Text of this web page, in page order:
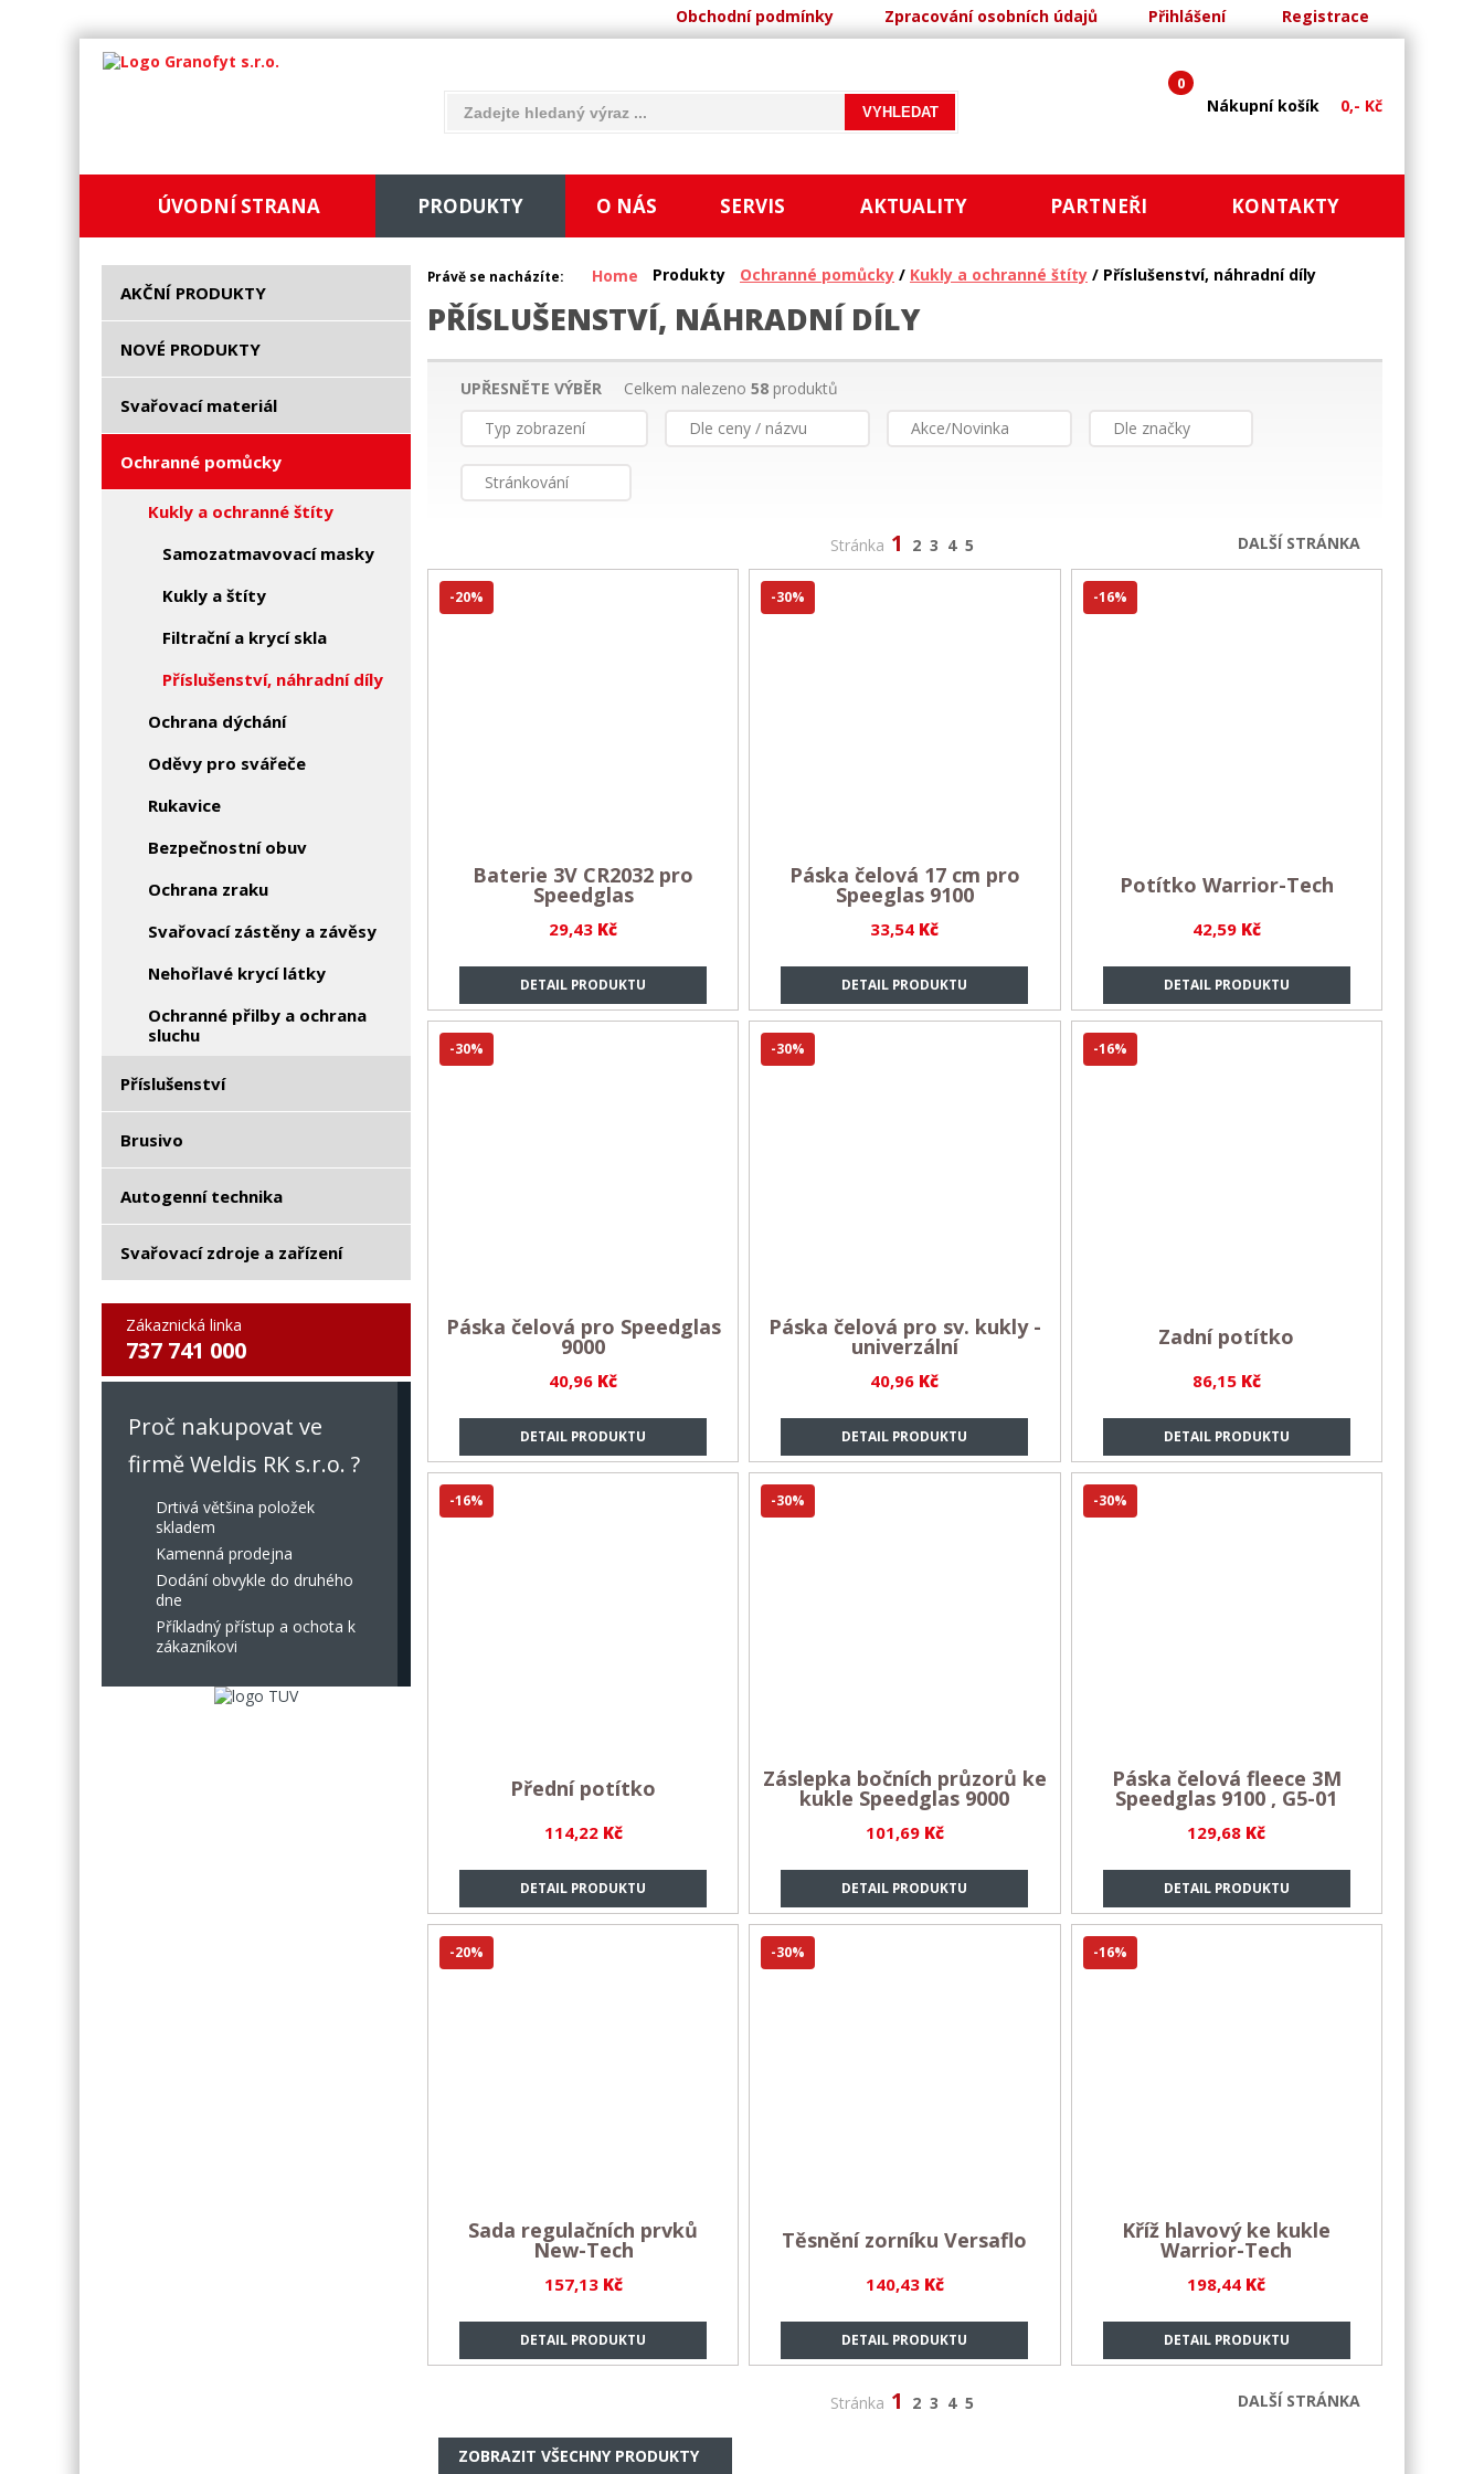
Obchodní podmínky Zpracování osobních údajů Přihlášení Registrace
Nákupní košík 0,- Kč
0
ÚVODNÍ STRANA PRODUKTY O NÁS SERVIS AKTUALITY PARTNEŘI KONTAKTY
AKČNÍ PRODUKTY
NOVÉ PRODUKTY
Svařovací materiál
Ochranné pomůcky
Kukly a ochranné štíty
Samozatmavovací masky
Kukly a štíty
Filtrační a krycí skla
Příslušenství, náhradní díly
Ochrana dýchání
Oděvy pro svářeče
Rukavice
Bezpečnostní obuv
Ochrana zraku
Svařovací zástěny a závěsy
Nehořlavé krycí látky
Ochranné přilby a ochrana
sluchu
Příslušenství
Brusivo
Autogenní technika
Svařovací zdroje a zařízení
Zákaznická linka
737 741 000
Proč nakupovat ve
firmě Weldis RK s.r.o. ?
Drtivá většina položek
skladem
Kamenná prodejna
Dodání obvykle do druhého
dne
Příkladný přístup a ochota k
zákazníkovi
Právě se nacházíte: Home Produkty Ochranné pomůcky / Kukly a ochranné štíty / Příslušenství, náhradní díly
PŘÍSLUŠENSTVÍ, NÁHRADNÍ DÍLY
UPŘESNĚTE VÝBĚR Celkem nalezeno 58 produktů
Typ zobrazení
Dle ceny / názvu Akce/Novinka Dle značky
Stránkování
Stránka 1 2 3 4 5 DALŠÍ STRÁNKA
29,43 Kč
DETAIL PRODUKTU
Baterie 3V CR2032 pro
Speedglas
-20%
33,54 Kč
DETAIL PRODUKTU
Páska čelová 17 cm pro
Speeglas 9100
-30%
42,59 Kč
DETAIL PRODUKTU
Potítko Warrior-Tech
-16%
40,96 Kč
DETAIL PRODUKTU
Páska čelová pro Speedglas
9000
-30%
40,96 Kč
DETAIL PRODUKTU
Páska čelová pro sv. kukly -
univerzální
-30%
86,15 Kč
DETAIL PRODUKTU
Zadní potítko
-16%
114,22 Kč
DETAIL PRODUKTU
Přední potítko
-16%
101,69 Kč
DETAIL PRODUKTU
Záslepka bočních průzorů ke
kukle Speedglas 9000
-30%
129,68 Kč
DETAIL PRODUKTU
Páska čelová fleece 3M
Speedglas 9100 , G5-01
-30%
157,13 Kč
DETAIL PRODUKTU
Sada regulačních prvků
New-Tech
-20%
140,43 Kč
DETAIL PRODUKTU
Těsnění zorníku Versaflo
-30%
198,44 Kč
DETAIL PRODUKTU
Kříž hlavový ke kukle
Warrior-Tech
-16%
Stránka 1 2 3 4 5 DALŠÍ STRÁNKA
ZOBRAZIT VŠECHNY PRODUKTY